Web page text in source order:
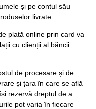
și pe contul său
livrate.
plată online prin card va
cu clienții al băncii
de procesare și de
și țara în care se află
rezervă dreptul de a
pot varia în fiecare